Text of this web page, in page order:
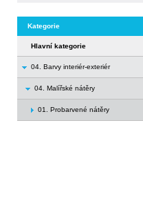
Kategorie
Hlavní kategorie
04. Barvy interiér-exteriér
04. Malířské nátěry
01. Probarvené nátěry